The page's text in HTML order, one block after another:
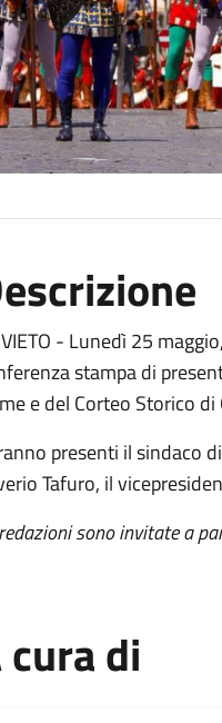
- Lunedì 25
stampa di
e del Corteo Storico
presenti il sindaco
Tafuro, il
sono invitate a
cura di